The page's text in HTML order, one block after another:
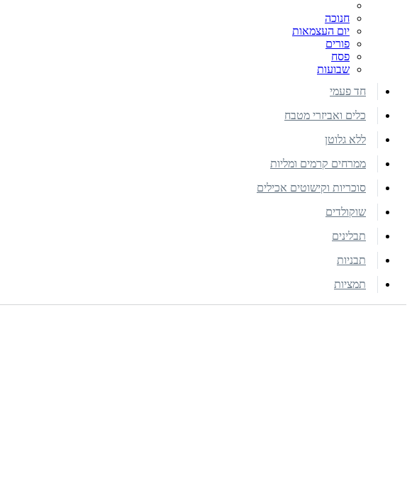
חנוכה
יום העצמאות
פורים
פסח
שבועות
חד פעמי
כלים ואביזרי מטבח
ללא גלוטן
ממרחים קרמים ומליות
סוכריות וקישוטים אכילים
שוקולדים
תבלינים
תבניות
תמציות